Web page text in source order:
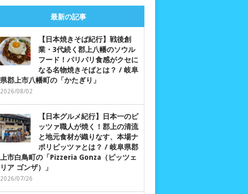
最新の記事
【日本焼きそば紀行】戦後創
業・3代続く郡上八幡のソウル
フード！パリパリ食感がクセに
なる名物焼きそばとは？ / 岐阜
県郡上市八幡町の「かたぎり」
2026/08/02
【日本グルメ紀行】日本一のピ
ッツァ職人が焼く！郡上の清流
と地元食材が織りなす、本場ナ
ポリピッツァとは？ / 岐阜県郡
上市白鳥町の「Pizzeria Gonza（ピッツェ
リア ゴンザ）」
2026/07/26